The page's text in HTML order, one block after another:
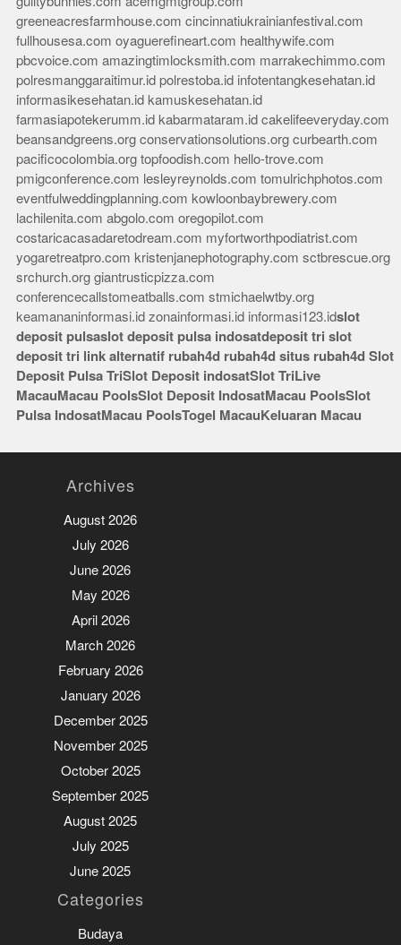
greeneacresfarmhouse.com cincinnatiukrainianfestival.com
fullhousesa.com oyaguerefineart.com healthywife.com
pbcvoice.com amazingtimlocksmith.com marrakechimmo.com
polresmanggaraitimur.id polrestoba.id infotentangkesehatan.id
informasikesehatan.id kamuskesehatan.id
farmasiapotekerumm.id kabarmataram.id cakelifeeveryday.com
beansandgreens.org conservationsolutions.org curbearth.com
pacificocolombia.org topfoodish.com hello-trove.com
pmigconference.com lesleyreynolds.com tomulrichphotos.com
eventfulweddingplanning.com kowloonbaybrewery.com
lachilenita.com abgolo.com oregopilot.com
costaricacasadaretodream.com myfortworthpodiatrist.com
yogaretreatpro.com kristenjanephotography.com sctbrescue.org
srchurch.org giantrusticpizza.com
conferencecallstomeatballs.com stmichaelwtby.org
keamananinformasi.id zonainformasi.id informasi123.idslot
deposit pulsaslot deposit pulsa indosatdeposit tri slot
deposit tri link alternatif rubah4d rubah4d situs rubah4d Slot
Deposit Pulsa TriSlot Deposit indosatSlot TriLive
MacauMacau PoolsSlot Deposit IndosatMacau PoolsSlot
Pulsa IndosatMacau PoolsTogel MacauKeluaran Macau
Archives
August 2026
July 2026
June 2026
May 2026
April 2026
March 2026
February 2026
January 2026
December 2025
November 2025
October 2025
September 2025
August 2025
July 2025
June 2025
Categories
Budaya